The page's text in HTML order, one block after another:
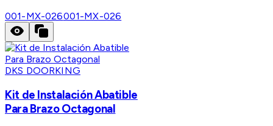
001-MX-026001-MX-026
DKS DOORKING
Kit de Instalación Abatible
Para Brazo Octagonal